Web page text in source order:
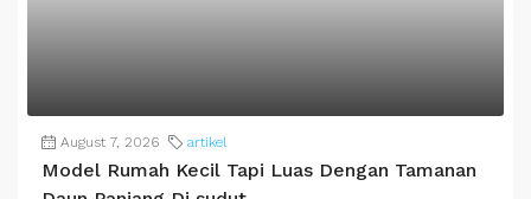
August 7, 2026 artikel
Model Rumah Kecil Tapi Luas Dengan Tamanan